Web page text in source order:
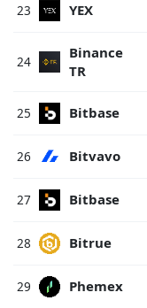
23 YEX
24
Binance
TR
25 Bitbase
26 Bitvavo
27 Bitbase
28 Bitrue
29 Phemex